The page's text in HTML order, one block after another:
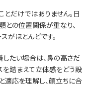
だけではありません。日
との位置関係が重なり、
がほとんどです。
たい場合は、鼻の高さだ
を踏まえて立体感をどう設
適応を理解し、顔立ちに合